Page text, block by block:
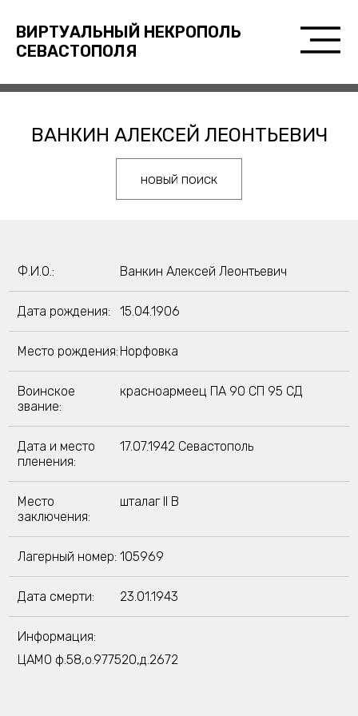
ВИРТУАЛЬНЫЙ НЕКРОПОЛЬ
СЕВАСТОПОЛЯ
ВАНКИН АЛЕКСЕЙ ЛЕОНТЬЕВИЧ
новый поиск
Ф.И.О.: Ванкин Алексей Леонтьевич
Дата рождения: 15.04.1906
Место рождения: Норфовка
Воинское
звание:
красноармеец ПА 90 СП 95 СД
Дата и место
пленения:
17.07.1942 Севастополь
Место
заключения:
шталаг II B
Лагерный номер: 105969
Дата смерти: 23.01.1943
Информация:
ЦАМО ф.58,о.977520,д.2672